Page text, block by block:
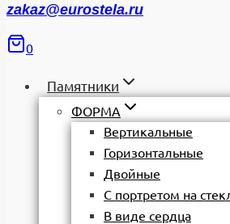
zakaz@eurostela.ru
0
Памятники
ФОРМА
Вертикальные
Горизонтальные
Двойные
С портретом на
В виде сердца